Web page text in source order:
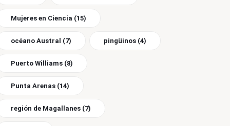
Mujeres en Ciencia (15)
océano Austral (7) pingüinos (4)
Puerto Williams (8)
Punta Arenas (14)
región de Magallanes (7)